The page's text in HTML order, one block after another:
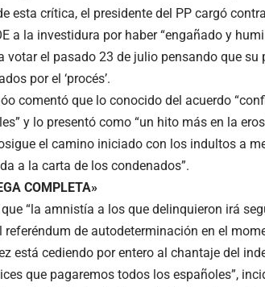
esta crítica, el presidente del PP cargó
a la investidura por haber “engañado y
votar el pasado 23 de julio pensando que
por el ‘procés’.
comentó que lo conocido del acuerdo
y lo presentó como “un hito más en la
el camino iniciado con los indultos a
a la carta de los condenados”.
COMPLETA»
“la amnistía a los que delinquieron irá
referéndum de autodeterminación en el
está cediendo por entero al chantaje del
que pagaremos todos los españoles”,